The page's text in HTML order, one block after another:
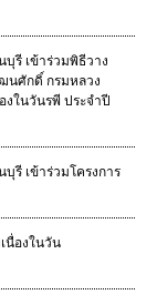
รี เข้าร่วมพิธีวาง
นศักดิ์ กรมหลวง
งในวันรพี ประจำปี
รี เข้าร่วมโครงการ
นื่องในวัน